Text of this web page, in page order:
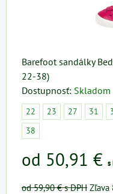
Barefoot sandálky
22-38)
Dostupnosť: Skladom
22 23 27 31
38
od 50,91 € s
od 59,90 €s DPH Zľava